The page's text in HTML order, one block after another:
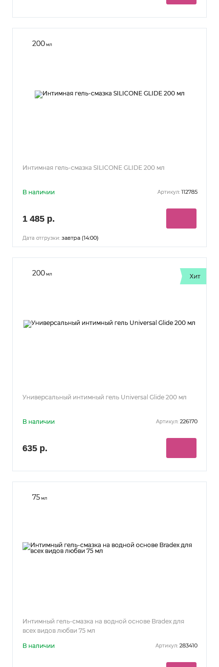
200мл
Интимная гель-смазка SILICONE GLIDE 200 мл
В наличии Артикул: 112785
1 485 р.
Дата отгрузки: завтра (14:00)
200мл Хит
Универсальный интимный гель Universal Glide 200 мл
В наличии Артикул: 226170
635 р.
75мл
Интимный гель-смазка на водной основе Bradex для
всех видов любви 75 мл
В наличии Артикул: 283410